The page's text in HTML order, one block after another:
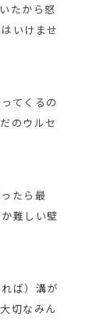
たから怒
いけませ
てくるの
のウルセ
たら最
難しい壁
ば）溝が
切なみん